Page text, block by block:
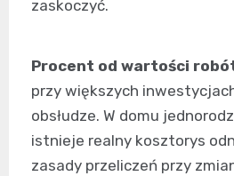
zaskoczyć.
Procent od wartości
przy większych
obsłudze. W domu
istnieje realny kosztorys
zasady przeliczeń przy